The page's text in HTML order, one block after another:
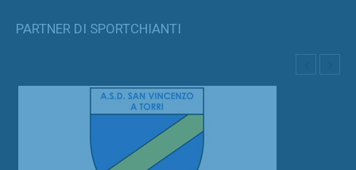
PARTNER DI SPORTCHIANTI